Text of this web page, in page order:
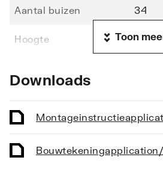
Aantal buizen 34
Hoogte 722
Vorm stralingsbuis Rond
Vorm collector Rond
Toon
Downloads
Montageinstructie
Bouwtekening